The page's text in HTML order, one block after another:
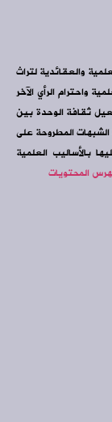
والعقائدية لتراث
واحترام الرأي الآخر
ثقافة الوحدة بين
المطروحة على
بالأساليب العلمية
المحتويات